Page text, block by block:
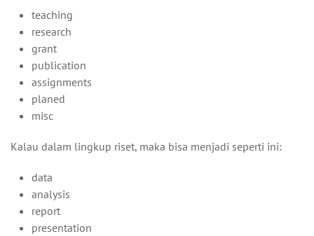
teaching
research
grant
publication
assignments
planed
misc
Kalau dalam lingkup riset, maka bisa menjadi seperti ini:
data
analysis
report
presentation